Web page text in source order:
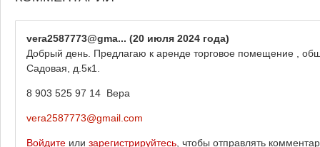
vera2587773@gma... (20 июля 2024 года)
Добрый день. Предлагаю к аренде торговое помещение ,
Садовая, д.5к1.
8 903 525 97 14 Вера
vera2587773@gmail.com
Войдите или зарегистрируйтесь , чтобы отправлять